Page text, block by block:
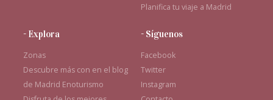
Planifica tu viaje a Madrid
- Explora
Zonas
Descubre más con en el blog
de Madrid Enoturismo
- Síguenos
Facebook
Twitter
Instagram